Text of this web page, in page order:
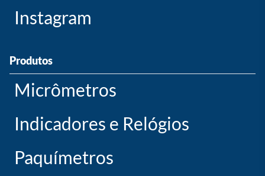
Instagram
Produtos
Micrômetros
Indicadores e Relógios
Paquímetros